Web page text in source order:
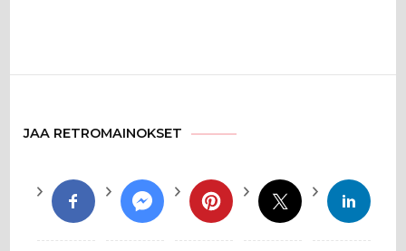
JAA RETROMAINOKSET